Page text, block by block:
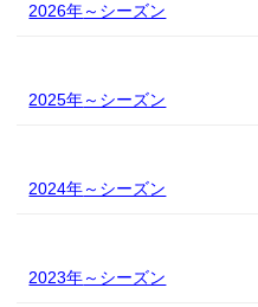
2026年
2025年
2024年
2023年